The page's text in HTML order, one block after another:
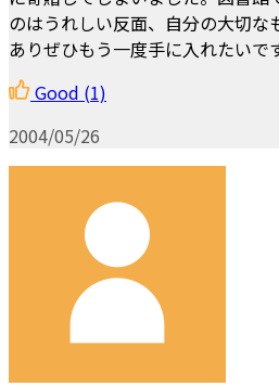
のはうれしい反面、自分の大切な
ありぜひもう一度手に入れたいです
Good (1)
2004/05/26